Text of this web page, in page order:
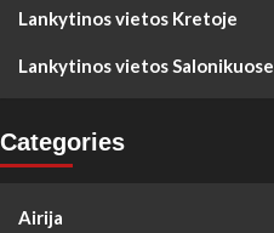
Lankytinos vietos Kretoje
Lankytinos vietos Salonikuose
Categories
Airija